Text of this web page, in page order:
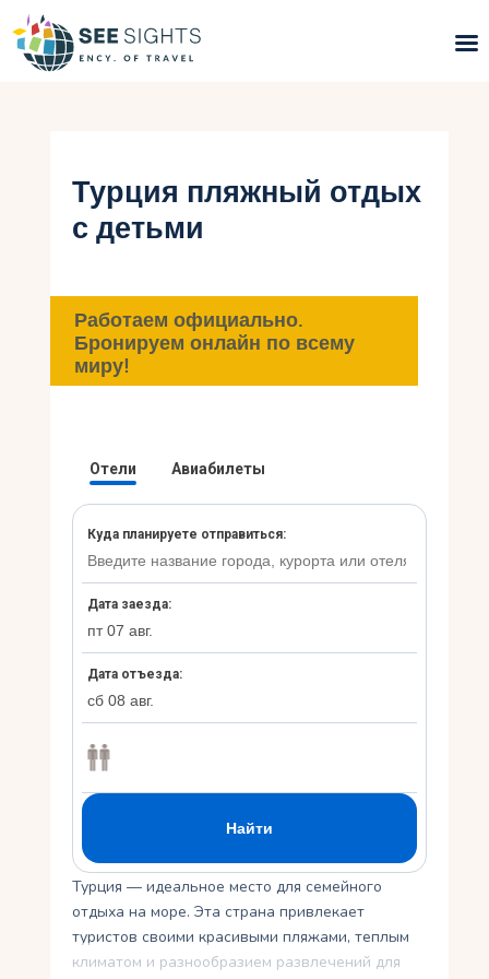
Горящие туры
Типы Туров
Инфо
Блог
Укр
Турция пляжный отдых
с детьми
Работаем официально.
Бронируем онлайн по всему
миру!
Турция — идеальное место для семейного
отдыха на море. Эта страна привлекает
туристов своими красивыми пляжами, теплым
климатом и разнообразием развлечений для